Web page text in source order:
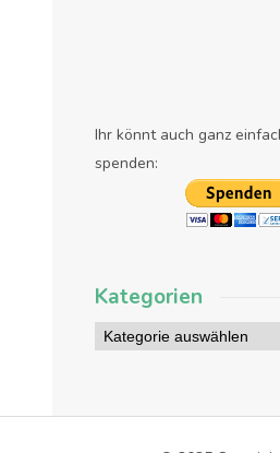
Ihr könnt auch ganz
spenden:
Kategorien